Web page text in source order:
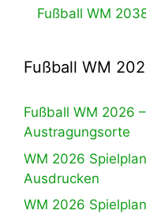
Fußball WM
Fußball WM
Fußball WM 2026
Austragungsorte
WM 2026
Ausdrucken
WM 2026